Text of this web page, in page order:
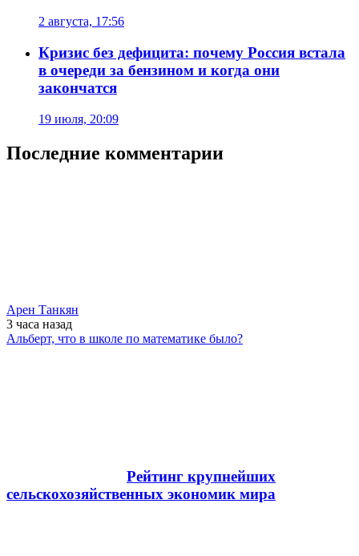
2 августа, 17:56
Кризис без дефицита: почему Россия встала
в очереди за бензином и когда они
закончатся
19 июля, 20:09
Последние комментарии
Арен Танкян
3 часа назад
Альберт, что в школе по математике было?
Рейтинг крупнейших
сельскохозяйственных экономик мира